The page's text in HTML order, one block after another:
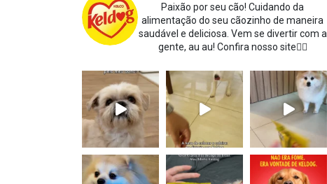
Paixão por seu cão! Cuidando da
alimentação do seu cãozinho de maneira
saudável e deliciosa. Vem se divertir com a
gente, au au! Confira nosso site👇🏻